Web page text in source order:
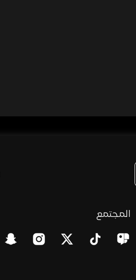
المجتمع